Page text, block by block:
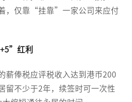
，仅靠“挂靠”一家公司来应付
红利
薪俸税应评税收入达到港币200
留不少于2年，续签时可一次性